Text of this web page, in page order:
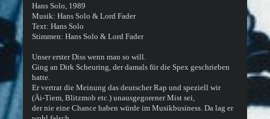
Hans Solo, 1989
Musik: Hans Solo & Lord Fader
Text: Hans Solo
Stimmen: Hans Solo & Lord Fader
Unser erster Diss wenn man so will.
Ging an Dirk Scheuring, der damals für die Spex geschrieben
hatte.
Er vertrat die Meinung das deutscher Rap und speziell wir
(Äi-Tiem, Blitzmob etc.) unausgegorener Mist sei,
der nie eine Chance haben würde im Musikbusiness. Da lag er